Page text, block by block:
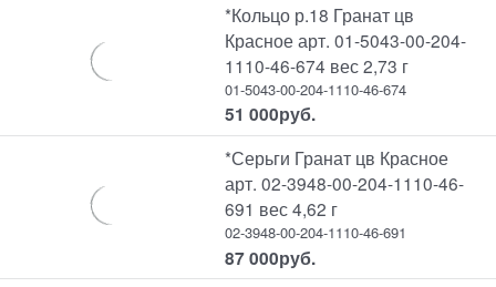
*Кольцо р.18 Гранат цв
Красное арт. 01-5043-00-204-
1110-46-674 вес 2,73 г
01-5043-00-204-1110-46-674
51 000руб.
*Серьги Гранат цв Красное
арт. 02-3948-00-204-1110-46-
691 вес 4,62 г
02-3948-00-204-1110-46-691
87 000руб.